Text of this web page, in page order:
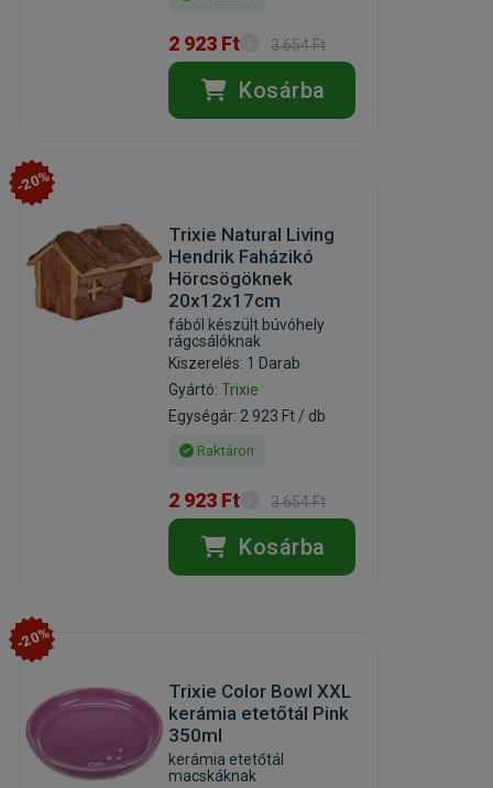
2 923 Ft 3 654 Ft
Kosárba
-20%
Trixie Natural Living
Hendrik Faházikó
Hörcsögöknek
20x12x17cm
fából készült búvóhely
rágcsálóknak
Kiszerelés: 1 Darab
Gyártó:Trixie
Egységár: 2 923 Ft / db
Raktáron
2 923 Ft 3 654 Ft
Kosárba
-20%
Trixie Color Bowl XXL
kerámia etetőtál Pink
350ml
kerámia etetőtál
macskáknak